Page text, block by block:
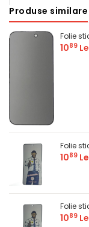
Produse similare
Folie
1089
Folie
1089
Folie
1089